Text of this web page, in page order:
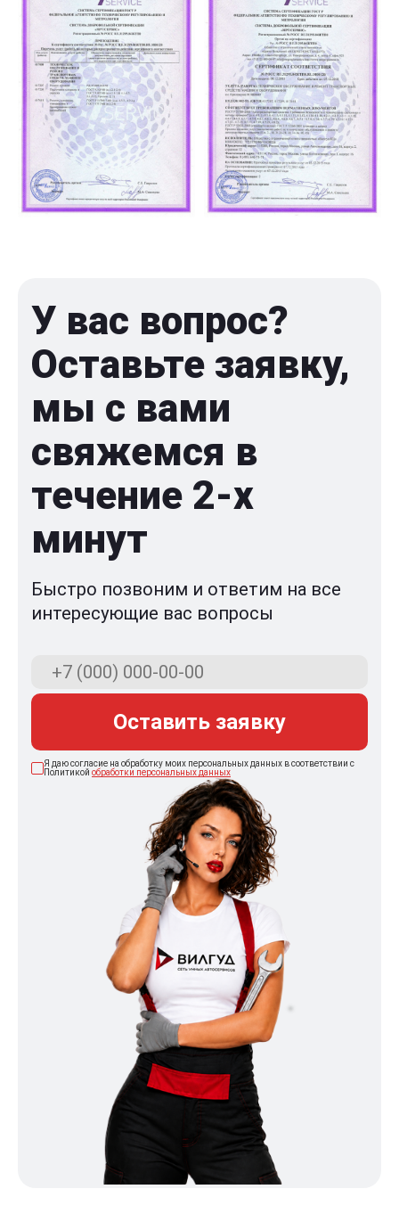
У вас вопрос?
Оставьте заявку,
мы с вами
свяжемся в
течение 2-x
минут
Быстро позвоним и ответим на все
интересующие вас вопросы
Оставить заявку
Я даю согласие на обработку моих персональных данных в соответствии с
Политикой обработки персональных данных